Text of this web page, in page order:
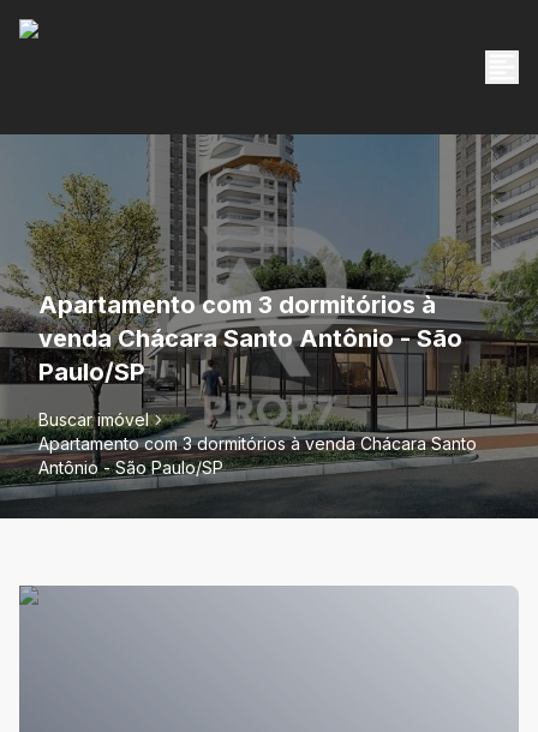
Apartamento com 3 dormitórios à
venda Chácara Santo Antônio - São
Paulo/SP
Buscar imóvel
Apartamento com 3 dormitórios à venda Chácara Santo
Antônio - São Paulo/SP